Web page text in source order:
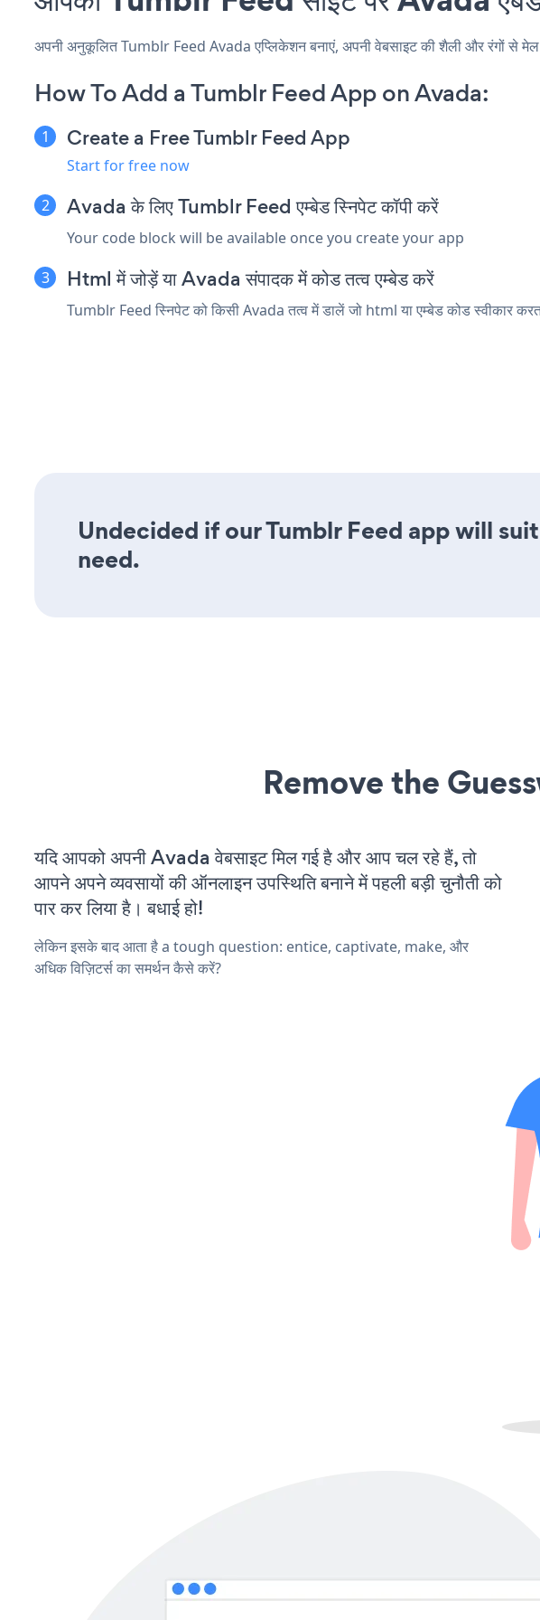
अपनी अनुकूलित Tumblr Feed Avada एप्लिकेशन बनाएं, अपनी वेबसाइट की शैली और रंगों से
How To Add a Tumblr Feed App on Avada:
Create a Free Tumblr Feed App
Start for free now
Avada के लिए Tumblr Feed एम्बेड स्निपेट कॉपी करें
Your code block will be available once you create your app
Html में जोड़ें या Avada संपादक में कोड तत्व एम्बेड करें
Tumblr Feed स्निपेट को किसी Avada तत्व में डालें जो html या एम्बेड कोड स्वीकार
Undecided if our Tumblr Feed app will
need.
Remove the
यदि आपको अपनी Avada वेबसाइट मिल गई है और आप चल रहे हैं, तो
आपने अपने व्यवसायों की ऑनलाइन उपस्थिति बनाने में पहली बड़ी चुनौती को
पार कर लिया है। बधाई हो!
लेकिन इसके बाद आता है a tough question: entice, captivate, make, और
अधिक विज़िटर्स का समर्थन कैसे करें?